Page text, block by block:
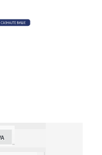
Metalicu iz
u Republici Srpskoj